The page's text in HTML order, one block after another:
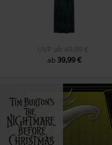
UVP ab 49,99 €
ab39,99 €